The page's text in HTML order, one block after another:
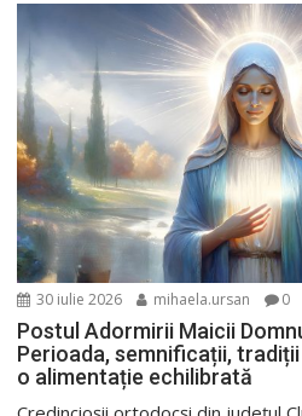
30 iulie 2026 mihaela.ursan 0
Postul Adormirii Maicii
Perioada, semnificații,
o alimentație echilibrată